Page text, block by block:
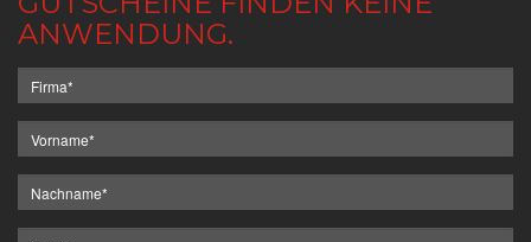
ANWENDUNG.